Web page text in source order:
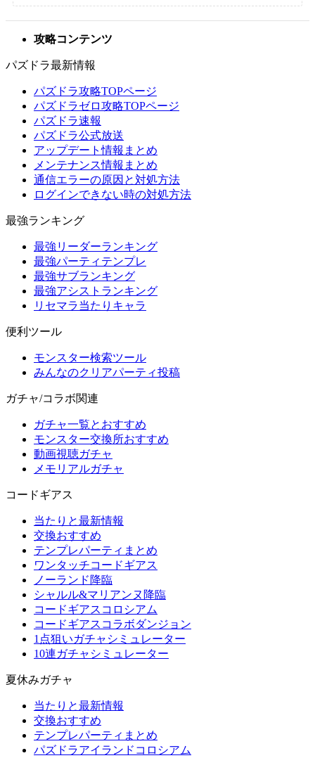
攻略コンテンツ
パズドラ最新情報
パズドラ攻略TOPページ
パズドラゼロ攻略TOPページ
パズドラ速報
パズドラ公式放送
アップデート情報まとめ
メンテナンス情報まとめ
通信エラーの原因と対処方法
ログインできない時の対処方法
最強ランキング
最強リーダーランキング
最強パーティテンプレ
最強サブランキング
最強アシストランキング
リセマラ当たりキャラ
便利ツール
モンスター検索ツール
みんなのクリアパーティ投稿
ガチャ/コラボ関連
ガチャ一覧とおすすめ
モンスター交換所おすすめ
動画視聴ガチャ
メモリアルガチャ
コードギアス
当たりと最新情報
交換おすすめ
テンプレパーティまとめ
ワンタッチコードギアス
ノーランド降臨
シャルル&マリアンヌ降臨
コードギアスコロシアム
コードギアスコラボダンジョン
1点狙いガチャシミュレーター
10連ガチャシミュレーター
夏休みガチャ
当たりと最新情報
交換おすすめ
テンプレパーティまとめ
パズドラアイランドコロシアム